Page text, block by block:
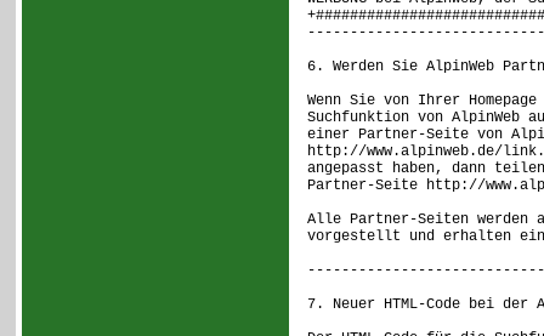
6. Werden Sie AlpinWeb
Wenn Sie von Ihrer
Suchfunktion von AlpinWeb
einer Partner-Seite von
http://www.alpinweb.de/
angepasst haben, dann
Partner-Seite http://
Alle Partner-Seiten werden
vorgestellt und erhalten ein
7. Neuer HTML-Code bei der